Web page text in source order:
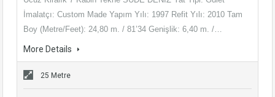
İmalatçı: Custom Made Yapım Yılı: 1997 Refit Yılı: 2010 Tam
Boy (Metre/Feet): 24,80 m. / 81’34 Genişlik: 6,40 m. /…
More Details
25 Metre